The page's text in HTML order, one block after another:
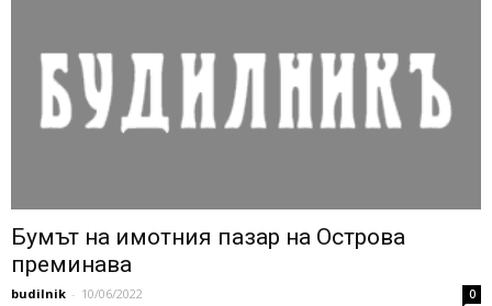
Бумът на имотния пазар на Острова
преминава
budilnik - 10/06/2022 0